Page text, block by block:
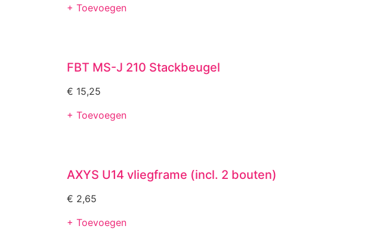
+ Toevoegen
FBT MS-J 210 Stackbeugel
€ 15,25
+ Toevoegen
AXYS U14 vliegframe (incl. 2 bouten)
€ 2,65
+ Toevoegen